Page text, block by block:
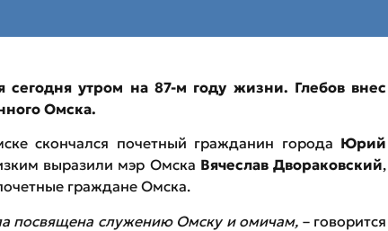
сегодня утром на 87-м году жизни. Глебов внес
Омска.
скончался почетный гражданин города Юрий
выразили мэр Омска Вячеслав Двораковский,
граждане Омска.
посвящена служению Омску и омичам, – говорится